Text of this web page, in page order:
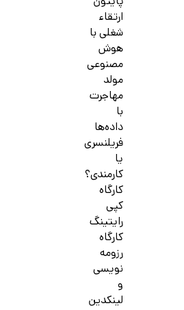
ارتقاء
شغلی با
هوش
مصنوعی
مولد
مهاجرت
با
داده‌ها
فریلنسری
یا
کارمندی؟
کارگاه
کپی
رایتینگ
کارگاه
رزومه
نویسی
و
لینکدین